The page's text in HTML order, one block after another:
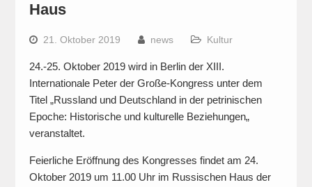
Haus
21. Oktober 2019 news Kultur
24.-25. Oktober 2019 wird in Berlin der XIII.
Internationale Peter der Große-Kongress unter dem
Titel „Russland und Deutschland in der petrinischen
Epoche: Historische und kulturelle Beziehungen„
veranstaltet.
Feierliche Eröffnung des Kongresses findet am 24.
Oktober 2019 um 11.00 Uhr im Russischen Haus der